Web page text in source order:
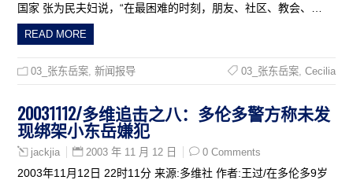
国家 张为民夫妇说，“在最困难的时刻，朋友、社区、教会、…
READ MORE
03_张东岳案 ,新闻报导 03_张东岳案, Cecilia
20031112/多维追击之八：多伦多警方称未发
现绑架小东岳嫌犯
jackjia 2003 年 11 月 12 日 0 Comments
2003年11月12日 22时11分 来源:多维社 作者:王过/在多伦多9岁